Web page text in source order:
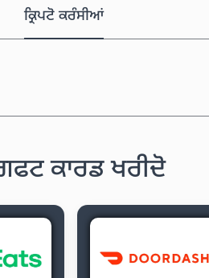
ਕ੍ਰਿਪਟੋ ਕਰੰਸੀਆਂ
ਕਾਰਡ ਖਰੀਦੋ